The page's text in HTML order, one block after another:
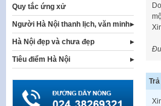
Quy tắc ứng xử
Người Hà Nội thanh lịch, văn minh
Hà Nội đẹp và chưa đẹp
Tiêu điểm Hà Nội